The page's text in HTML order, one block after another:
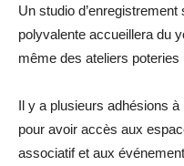
Un studio
polyvalente accueillera du
même des ateliers poteries
Il y a plusieurs adhésions à
pour avoir accès aux
associatif et aux